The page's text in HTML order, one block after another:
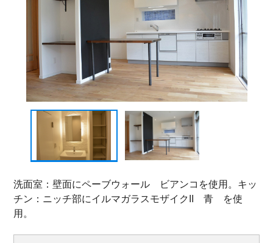
洗面室：壁面にペーブウォール ビアンコを使用。キッ
チン：ニッチ部にイルマガラスモザイクII 青 を使
用。